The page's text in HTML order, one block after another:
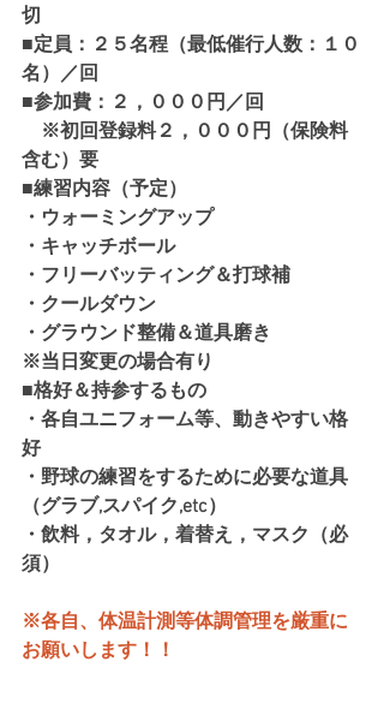
切
■定員：２５名程（最低催行人数：１０
名）／回
■参加費：２，０００円／回
※初回登録料２，０００円（保険料
含む）要
■練習内容（予定）
・ウォーミングアップ
・キャッチボール
・フリーバッティング＆打球補
・クールダウン
・グラウンド整備＆道具磨き
※当日変更の場合有り
■格好＆持参するもの
・各自ユニフォーム等、動きやすい格
好
・野球の練習をするために必要な道具
（グラブ,スパイク,etc）
・飲料，タオル，着替え，マスク（必
須）
※各自、体温計測等体調管理を厳重に
お願いします！！